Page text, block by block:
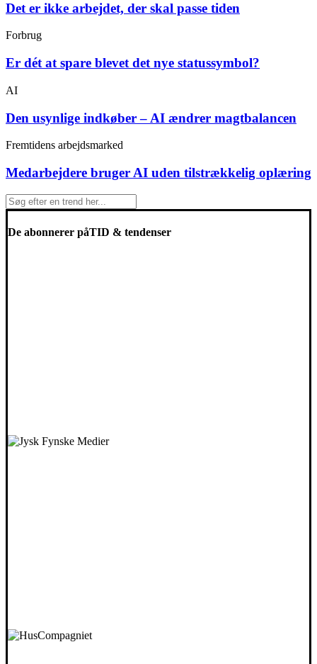
Det er ikke arbejdet, der skal passe tiden
Forbrug
Er dét at spare blevet det nye statussymbol?
AI
Den usynlige indkøber – AI ændrer magtbalancen
Fremtidens arbejdsmarked
Medarbejdere bruger AI uden tilstrækkelig oplæring
De abonnerer påTID & tendenser